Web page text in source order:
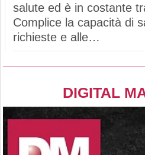
salute ed è in costante
Complice la capacità di
richieste e alle…
DIGITAL